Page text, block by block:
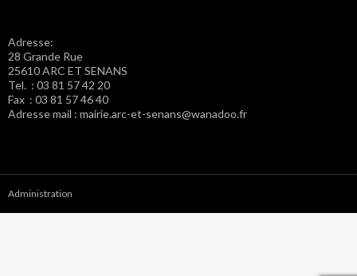
Adresse:
28 Grande Rue
25610 ARC ET SENANS
Tel. : 03 81 57 42 20
Fax : 03 81 57 46 40
Adresse mail : mairie.arc-et-senans@wanadoo.fr
Administration